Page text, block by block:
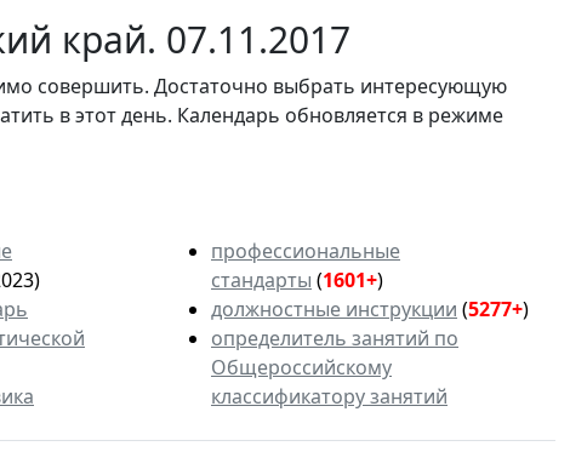
край. 07.11.2017
совершить. Достаточно выбрать интересующую
в этот день. Календарь обновляется в режиме
профессиональные
стандарты (1601+)
должностные инструкции (5277+)
определитель занятий по
Общероссийскому
классификатору занятий